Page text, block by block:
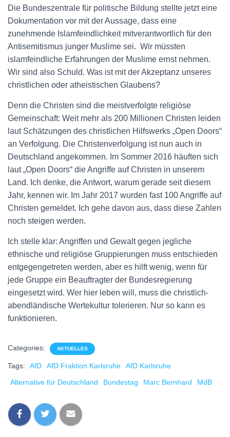
Die Bundeszentrale für politische Bildung stellte jetzt eine
Dokumentation vor mit der Aussage, dass eine
zunehmende Islamfeindlichkeit mitverantwortlich für den
Antisemitismus junger Muslime sei. Wir müssten
islamfeindliche Erfahrungen der Muslime ernst nehmen.
Wir sind also Schuld. Was ist mit der Akzeptanz unseres
christlichen oder atheistischen Glaubens?
Denn die Christen sind die meistverfolgte religiöse
Gemeinschaft: Weit mehr als 200 Millionen Christen leiden
laut Schätzungen des christlichen Hilfswerks „Open Doors“
an Verfolgung. Die Christenverfolgung ist nun auch in
Deutschland angekommen. Im Sommer 2016 häuften sich
laut „Open Doors“ die Angriffe auf Christen in unserem
Land. Ich denke, die Antwort, warum gerade seit diesem
Jahr, kennen wir. Im Jahr 2017 wurden fast 100 Angriffe auf
Christen gemeldet. Ich gehe davon aus, dass diese Zahlen
noch steigen werden.
Ich stelle klar: Angriffen und Gewalt gegen jegliche
ethnische und religiöse Gruppierungen muss entschieden
entgegengetreten werden, aber es hilft wenig, wenn für
jede Gruppe ein Beauftragter der Bundesregierung
eingesetzt wird. Wer hier leben will, muss die christlich-
abendländische Wertekultur tolerieren. Nur so kann es
funktionieren.
Categories: AKTUELLES
Tags: AfD AfD Fraktion Karlsruhe
AfD Karlsruhe
Alternative für Deutschland
Bundestag Marc Bernhard MdB